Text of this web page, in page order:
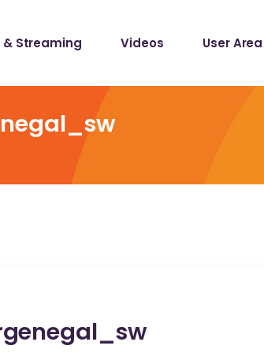
& Streaming Videos User Area